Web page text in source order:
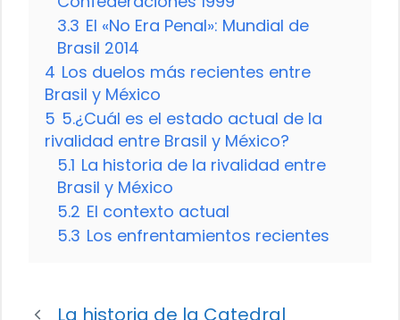
3.3 El «No Era Penal»: Mundial de
Brasil 2014
4 Los duelos más recientes entre
Brasil y México
5 5.¿Cuál es el estado actual de la
rivalidad entre Brasil y México?
5.1 La historia de la rivalidad entre
Brasil y México
5.2 El contexto actual
5.3 Los enfrentamientos recientes
La historia de la Catedral